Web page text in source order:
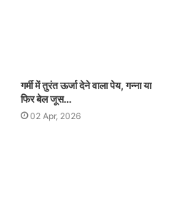
गर्मी में तुरंत ऊर्जा देने वाला पेय, गन्ना या
फिर बेल जूस…
02 Apr, 2026